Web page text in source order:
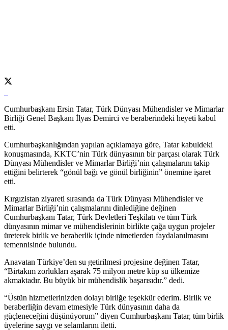
Cumhurbaşkanı Ersin Tatar, Türk Dünyası Mühendisler ve Mimarlar
Birliği Genel Başkanı İlyas Demirci ve beraberindeki heyeti kabul
etti.
Cumhurbaşkanlığından yapılan açıklamaya göre, Tatar kabuldeki
konuşmasında, KKTC’nin Türk dünyasının bir parçası olarak Türk
Dünyası Mühendisler ve Mimarlar Birliği’nin çalışmalarını takip
ettiğini belirterek “gönül bağı ve gönül birliğinin” önemine işaret
etti.
Kırgızistan ziyareti sırasında da Türk Dünyası Mühendisler ve
Mimarlar Birliği’nin çalışmalarını dinlediğine değinen
Cumhurbaşkanı Tatar, Türk Devletleri Teşkilatı ve tüm Türk
dünyasının mimar ve mühendislerinin birlikte çağa uygun projeler
üreterek birlik ve beraberlik içinde nimetlerden faydalanılmasını
temennisinde bulundu.
Anavatan Türkiye’den su getirilmesi projesine değinen Tatar,
“Birtakım zorlukları aşarak 75 milyon metre küp su ülkemize
akmaktadır. Bu büyük bir mühendislik başarısıdır.” dedi.
“Üstün hizmetlerinizden dolayı birliğe teşekkür ederim. Birlik ve
beraberliğin devam etmesiyle Türk dünyasının daha da
güçleneceğini düşünüyorum” diyen Cumhurbaşkanı Tatar, tüm birlik
üyelerine saygı ve selamlarını iletti.